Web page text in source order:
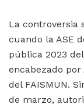
La controversia
cuando la ASE
pública 2023
encabezado
del FAISMUN.
de marzo,